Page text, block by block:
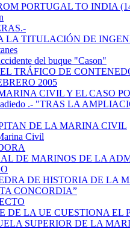
PORTUGAL TO INDIA
LA TITULACIÓN DE
del buque "Cason"
TRÁFICO DE
2005
CIVIL Y EL CASO
.- "TRAS LA
DE LA MARINA CIVIL
Civil
DE MARINOS DE LA
DE HISTORIA DE LA
CONCORDIA”
LA UE CUESTIONA EL
SUPERIOR DE LA